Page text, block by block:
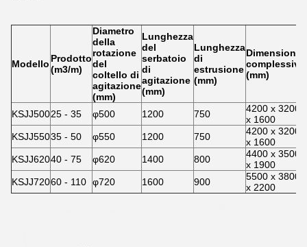
Modello Prodotto
(m3/m)
Diametro
della
rotazione
del
coltello di
agitazione
(mm)
Lunghezza
del
serbatoio
di
agitazione
(mm)
Lunghezza
di
estrusione
(mm)
Dimensioni
complessive
(mm)
KSJJ50025 - 35 φ500 1200 750
4200 x 3200
x 1600
KSJJ55035 - 50 φ550 1200 750
4200 x 3200
x 1600
KSJJ62040 - 75 φ620 1400 800
4400 x 3500
x 1900
KSJJ72060 - 110 φ720 1600 900
5500 x 3800
x 2200